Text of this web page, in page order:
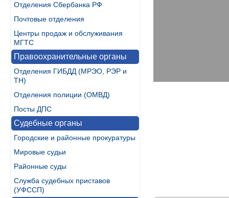
Отделения Сбербанка РФ
Почтовые отделения
Центры продаж и обслуживания
МГТС
Правоохранительные органы
Отделения ГИБДД (МРЭО, РЭР и
ТН)
Отделения полиции (ОМВД)
Посты ДПС
Судебные органы
Городские и районные прокуратуры
Мировые судьи
Районные суды
Служба судебных приставов
(УФССП)